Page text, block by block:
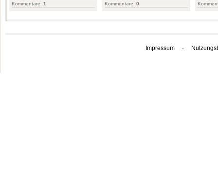
Kommentare: 1
Kommentare: 0
Impressum ·